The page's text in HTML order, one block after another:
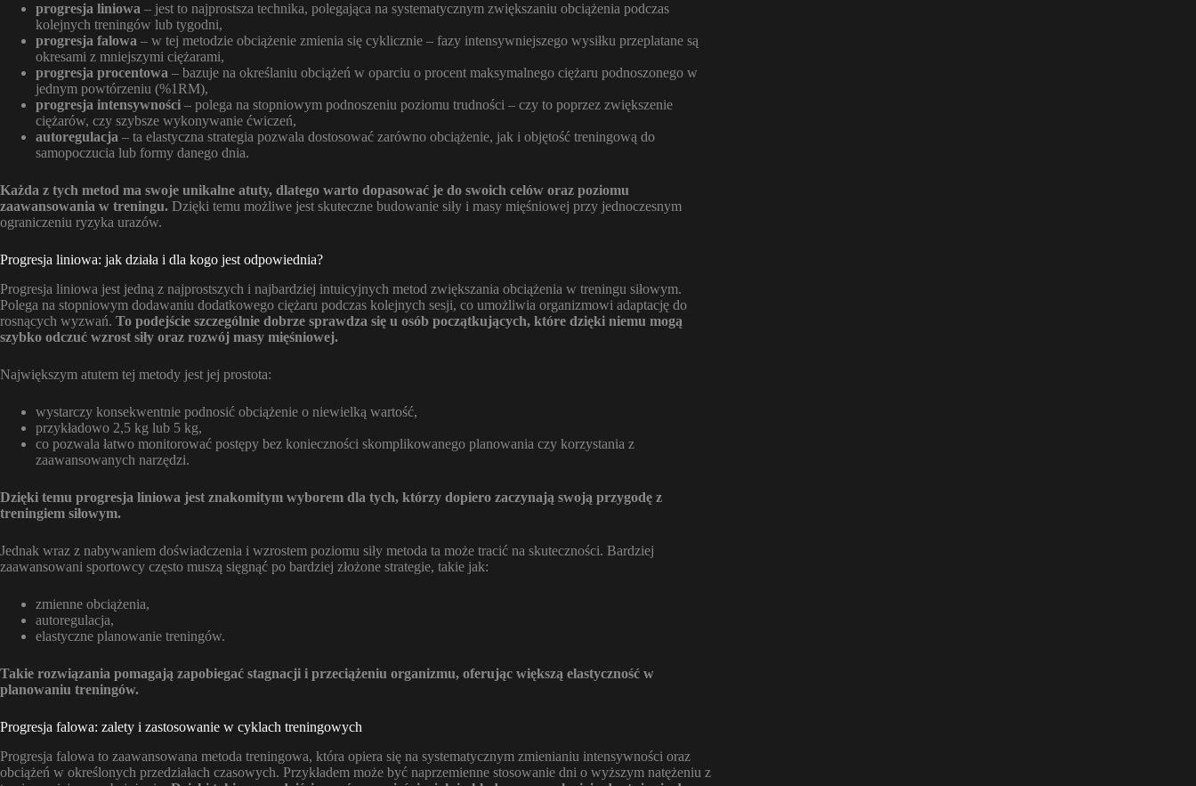
progresja liniowa – jest to najprostsza technika, polegająca na systematycznym zwiększaniu obciążenia podczas
kolejnych treningów lub tygodni,
progresja falowa – w tej metodzie obciążenie zmienia się cyklicznie – fazy intensywniejszego wysiłku przeplatane są
okresami z mniejszymi ciężarami,
progresja procentowa – bazuje na określaniu obciążeń w oparciu o procent maksymalnego ciężaru podnoszonego w
jednym powtórzeniu (%1RM),
progresja intensywności – polega na stopniowym podnoszeniu poziomu trudności – czy to poprzez zwiększenie
ciężarów, czy szybsze wykonywanie ćwiczeń,
autoregulacja – ta elastyczna strategia pozwala dostosować zarówno obciążenie, jak i objętość treningową do
samopoczucia lub formy danego dnia.
Każda z tych metod ma swoje unikalne atuty, dlatego warto dopasować je do swoich celów oraz poziomu
zaawansowania w treningu. Dzięki temu możliwe jest skuteczne budowanie siły i masy mięśniowej przy jednoczesnym
ograniczeniu ryzyka urazów.
Progresja liniowa: jak działa i dla kogo jest odpowiednia?
Progresja liniowa jest jedną z najprostszych i najbardziej intuicyjnych metod zwiększania obciążenia w treningu siłowym.
Polega na stopniowym dodawaniu dodatkowego ciężaru podczas kolejnych sesji, co umożliwia organizmowi adaptację do
rosnących wyzwań. To podejście szczególnie dobrze sprawdza się u osób początkujących, które dzięki niemu mogą
szybko odczuć wzrost siły oraz rozwój masy mięśniowej.
Największym atutem tej metody jest jej prostota:
wystarczy konsekwentnie podnosić obciążenie o niewielką wartość,
przykładowo 2,5 kg lub 5 kg,
co pozwala łatwo monitorować postępy bez konieczności skomplikowanego planowania czy korzystania z
zaawansowanych narzędzi.
Dzięki temu progresja liniowa jest znakomitym wyborem dla tych, którzy dopiero zaczynają swoją przygodę z
treningiem siłowym.
Jednak wraz z nabywaniem doświadczenia i wzrostem poziomu siły metoda ta może tracić na skuteczności. Bardziej
zaawansowani sportowcy często muszą sięgnąć po bardziej złożone strategie, takie jak:
zmienne obciążenia,
autoregulacja,
elastyczne planowanie treningów.
Takie rozwiązania pomagają zapobiegać stagnacji i przeciążeniu organizmu, oferując większą elastyczność w
planowaniu treningów.
Progresja falowa: zalety i zastosowanie w cyklach treningowych
Progresja falowa to zaawansowana metoda treningowa, która opiera się na systematycznym zmienianiu intensywności oraz
obciążeń w określonych przedziałach czasowych. Przykładem może być naprzemienne stosowanie dni o wyższym natężeniu z